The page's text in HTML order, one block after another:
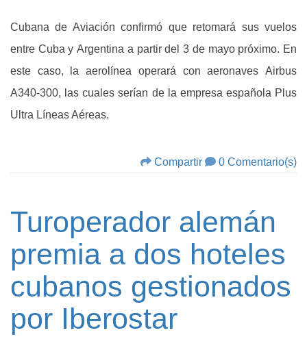
Cubana de Aviación confirmó que retomará sus vuelos
entre Cuba y Argentina a partir del 3 de mayo próximo. En
este caso, la aerolínea operará con aeronaves Airbus
A340-300, las cuales serían de la empresa española Plus
Ultra Líneas Aéreas.
Compartir 0 Comentario(s)
Turoperador alemán
premia a dos hoteles
cubanos gestionados
por Iberostar